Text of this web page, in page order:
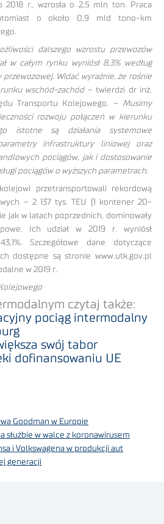
2018 r., wzrosła o 2,5 mln ton. Praca
o około 0,9 mld tono-km
dalszego wzrostu przewozów
w całym rynku wyniósł 8,3% według
przewozowej. Widać wyraźnie, że rośnie
wschód-zachód– twierdzi dr inż.
Transportu Kolejowego. – Musimy
rozwoju połączeń w kierunku
istotne są działania systemowe
infrastruktury liniowej oraz
pociągów, jak i dostosowanie
pociągów o wyższych parametrach.
przetransportowali rekordową
– 2 137 tys. TEU (1 kontener 20-
jak w latach poprzednich, dominowały
Ich udział w 2019 r. wyniósł
Szczegółowe dane dotyczące
dostępne są stronie www.utk.gov.pl
w 2019 r.
czytaj także:
pociąg intermodalny
swój tabor
dofinansowaniu UE
Goodman w Europie
służbie w walce z koronawirusem
i Volkswagena w produkcji aut
generacji